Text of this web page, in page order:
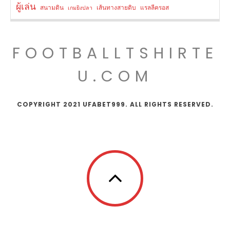
ผู้เล่น สนามดิน เกมยิงปลา เส้นทางสายดิบ แรลลีครอส
FOOTBALLTSHIRTE
U.COM
COPYRIGHT 2021 UFABET999. ALL RIGHTS RESERVED.